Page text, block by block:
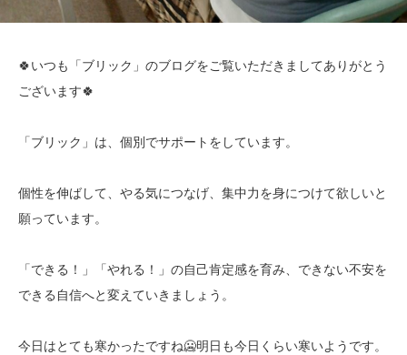
🍀いつも「ブリック」のブログをご覧いただきましてありがとう
ございます🍀
「ブリック」は、個別でサポートをしています。
個性を伸ばして、やる気につなげ、集中力を身につけて欲しいと
願っています。
「できる！」「やれる！」の自己肯定感を育み、できない不安を
できる自信へと変えていきましょう。
今日はとても寒かったですね🥶明日も今日くらい寒いようです。